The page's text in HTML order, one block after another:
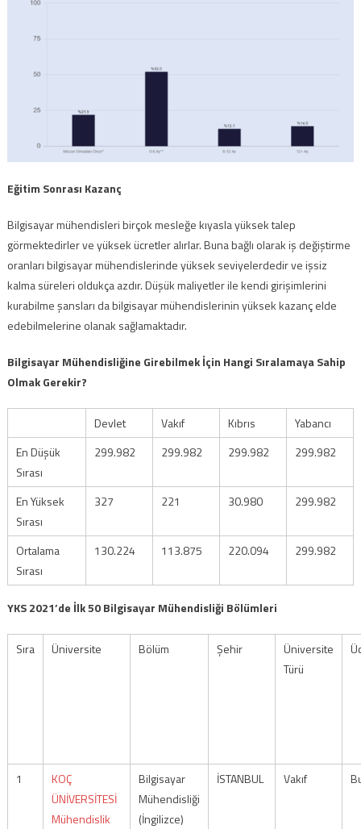
Eğitim Sonrası Kazanç
Bilgisayar mühendisleri birçok mesleğe kıyasla yüksek talep
görmektedirler ve yüksek ücretler alırlar. Buna bağlı olarak iş değiştirme
oranları bilgisayar mühendislerinde yüksek seviyelerdedir ve işsiz
kalma süreleri oldukça azdır. Düşük maliyetler ile kendi girişimlerini
kurabilme şansları da bilgisayar mühendislerinin yüksek kazanç elde
edebilmelerine olanak sağlamaktadır.
Bilgisayar Mühendisliğine Girebilmek İçin Hangi Sıralamaya Sahip
Olmak Gerekir?
Devlet Vakıf Kıbrıs
Yabancı
En Düşük
Sırası
299.982 299.982 299.982 299.982
En Yüksek
Sırası
327 221 30.980 299.982
Ortalama
Sırası
130.224 113.875 220.094 299.982
YKS 2021’de İlk 50 Bilgisayar Mühendisliği Bölümleri
Sıra Üniversite Bölüm Şehir
Üniversite
Türü
1
KOÇ
ÜNİVERSİTESİ
Mühendislik
Bilgisayar
Mühendisliği
(İngilizce)
İSTANBUL Vakıf